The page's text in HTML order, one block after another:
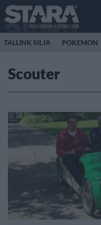
TALLINK SILJA POKEMON
Scouter